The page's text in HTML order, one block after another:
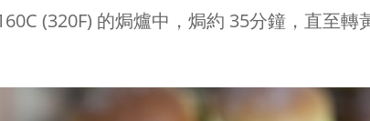
(320F) 的焗爐中，焗約 35分鐘，直至轉